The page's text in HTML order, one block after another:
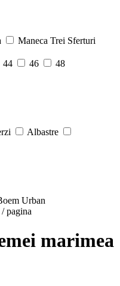
Maneca Trei Sferturi
44 46
48
Albastre
Urban
pagina
marimea